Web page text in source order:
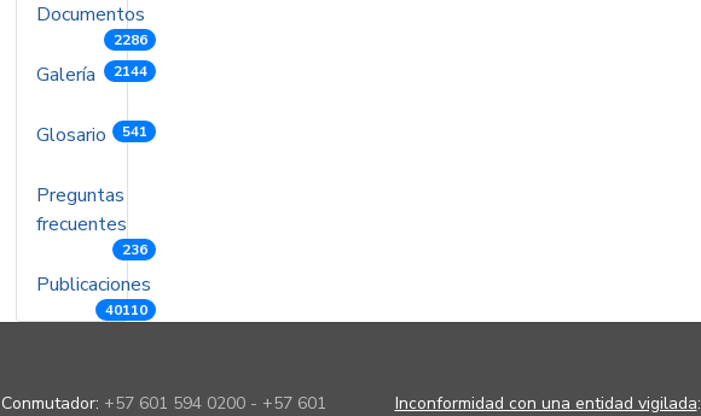
Documentos
2286
Galería 2144
Glosario 541
Preguntas
frecuentes
236
Publicaciones
40110
Conmutador: +57 601 594 0200 - +57 601
Inconformidad con una entidad vigilada: